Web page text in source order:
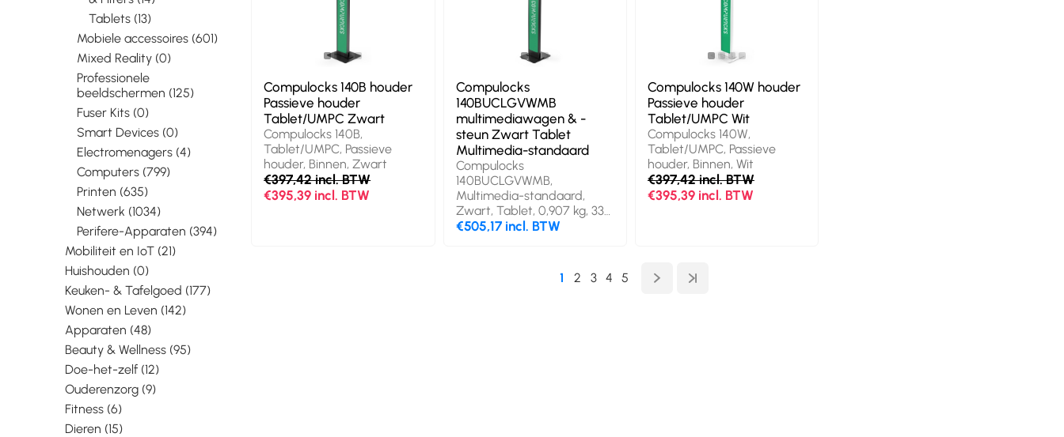
Tablets (13)
Mobiele accessoires (601)
Mixed Reality (0)
Professionele
beeldschermen (125)
Fuser Kits (0)
Smart Devices (0)
Electromenagers (4)
Computers (799)
Printen (635)
Netwerk (1034)
Perifere-Apparaten (394)
Mobiliteit en IoT (21)
Huishouden (0)
Keuken- & Tafelgoed (177)
Wonen en Leven (142)
Apparaten (48)
Beauty & Wellness (95)
Doe-het-zelf (12)
Ouderenzorg (9)
Fitness (6)
Dieren (15)
Compulocks 140B houder
Passieve houder
Tablet/UMPC Zwart
Compulocks 140B,
Tablet/UMPC, Passieve
houder, Binnen, Zwart
€397,42 incl. BTW
€395,39 incl. BTW
Compulocks
140BUCLGVWMB
multimediawagen & -
steun Zwart Tablet
Multimedia-standaard
Compulocks
140BUCLGVWMB,
Multimedia-standaard,
Zwart, Tablet, 0,907 kg, 33
cm (13"), 100 x 100 mm
€505,17 incl. BTW
Compulocks 140W houder
Passieve houder
Tablet/UMPC Wit
Compulocks 140W,
Tablet/UMPC, Passieve
houder, Binnen, Wit
€397,42 incl. BTW
€395,39 incl. BTW
1 2 3 4 5